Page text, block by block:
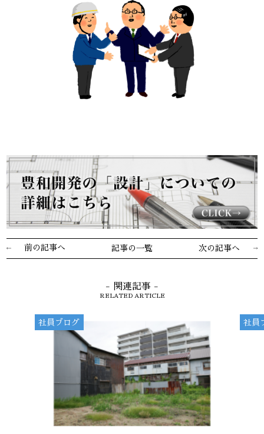
前の記事へ 記事の一覧 次の記事へ
- 関連記事 -
RELATED ARTICLE
社員ブログ 社員